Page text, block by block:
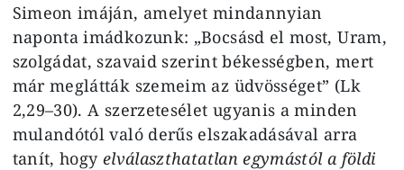
Simeon imáján, amelyet mindannyian
naponta imádkozunk: „Bocsásd el most, Uram,
szolgádat, szavaid szerint békességben, mert
már meglátták szemeim az üdvösséget” (Lk
2,29–30). A szerzetesélet ugyanis a minden
mulandótól való derűs elszakadásával arra
tanít, hogy elválaszthatatlan egymástól a földi